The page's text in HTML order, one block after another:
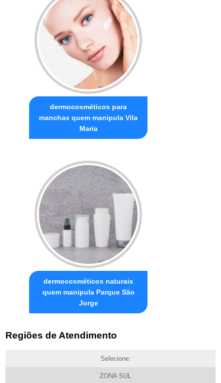
dermocosméticos para
manchas quem manipula Vila
Maria
dermocosméticos naturais
quem manipula Parque São
Jorge
Regiões de Atendimento
Selecione:
ZONA SUL